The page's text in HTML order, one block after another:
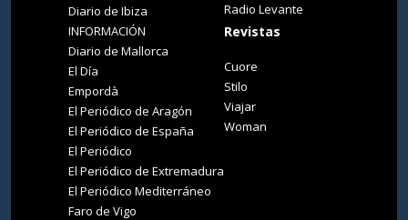
Diario de Ibiza
INFORMACIÓN
Diario de Mallorca
El Día
Empordà
El Periódico de Aragón
El Periódico de España
El Periódico
El Periódico de Extremadura
El Periódico Mediterráneo
Faro de Vigo
Radio Levante
Revistas
Cuore
Stilo
Viajar
Woman